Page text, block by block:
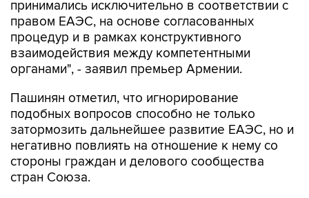
принимались исключительно в соответствии с
правом ЕАЭС, на основе согласованных
процедур и в рамках конструктивного
взаимодействия между компетентными
органами", - заявил премьер Армении.
Пашинян отметил, что игнорирование
подобных вопросов способно не только
затормозить дальнейшее развитие ЕАЭС, но и
негативно повлиять на отношение к нему со
стороны граждан и делового сообщества
стран Союза.